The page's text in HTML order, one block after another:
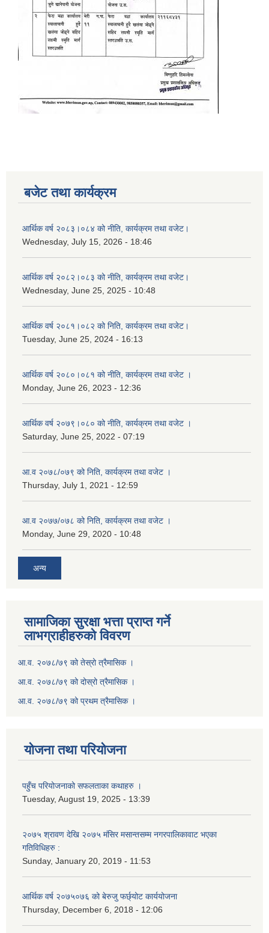
बजेट तथा कार्यक्रम
आर्थिक वर्ष २०८३।०८४ को नीति, कार्यक्रम तथा वजेट।
Wednesday, July 15, 2026 - 18:46
आर्थिक वर्ष २०८२।०८३ को नीति, कार्यक्रम तथा वजेट।
Wednesday, June 25, 2025 - 10:48
आर्थिक वर्ष २०८१।०८२ को निति, कार्यक्रम तथा वजेट।
Tuesday, June 25, 2024 - 16:13
आर्थिक वर्ष २०८०।०८१ को नीति, कार्यक्रम तथा वजेट ।
Monday, June 26, 2023 - 12:36
आर्थिक वर्ष २०७९।०८० को नीति, कार्यक्रम तथा वजेट ।
Saturday, June 25, 2022 - 07:19
आ.व २०७८/०७९ को निति, कार्यक्रम तथा वजेट ।
Thursday, July 1, 2021 - 12:59
आ.व २०७७/०७८ को निति, कार्यक्रम तथा वजेट ।
Monday, June 29, 2020 - 10:48
अन्य
सामाजिका सुरक्षा भत्ता प्राप्त गर्ने
लाभग्राहीहरुको विवरण
आ.व. २०७८/७९ को तेस्रो त्रैमासिक ।
आ.व. २०७८/७९ को दोस्रो त्रैमासिक ।
आ.व. २०७८/७९ को प्रथम त्रैमासिक ।
योजना तथा परियोजना
पहुँच परियोजनाको सफलताका कथाहरु ।
Tuesday, August 19, 2025 - 13:39
२०७५ श्रावण देखि २०७५ मंसिर मसान्तसम्म नगरपालिकावाट भएका
गतिविधिहरु :
Sunday, January 20, 2019 - 11:53
आर्थिक वर्ष २०७५०७६ को बेरुजु फर्छ्योट कार्ययोजना
Thursday, December 6, 2018 - 12:06